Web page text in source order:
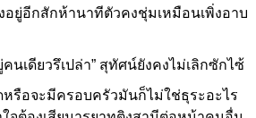
อยู่อีกสักห้านาทีตัวคงชุ่มเหมือนเพิ่งอาบ
ดียวรึเปล่า” สุทัศน์ยังคงไม่เลิกซักไซ้
อจะมีครอบครัวมันก็ไม่ใช่ธุระอะไร